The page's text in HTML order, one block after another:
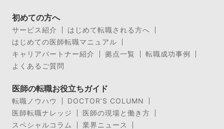
初めての方へ
サービス紹介
はじめて転職される方へ
はじめての医師転職マニュアル
キャリアパートナー紹介
拠点一覧
転職成功事例
よくあるご質問
医師の転職お役立ちガイド
転職ノウハウ
DOCTOR’S COLUMN
医師転職ナレッジ
医師の現場と働き方
スペシャルコラム
業界ニュース